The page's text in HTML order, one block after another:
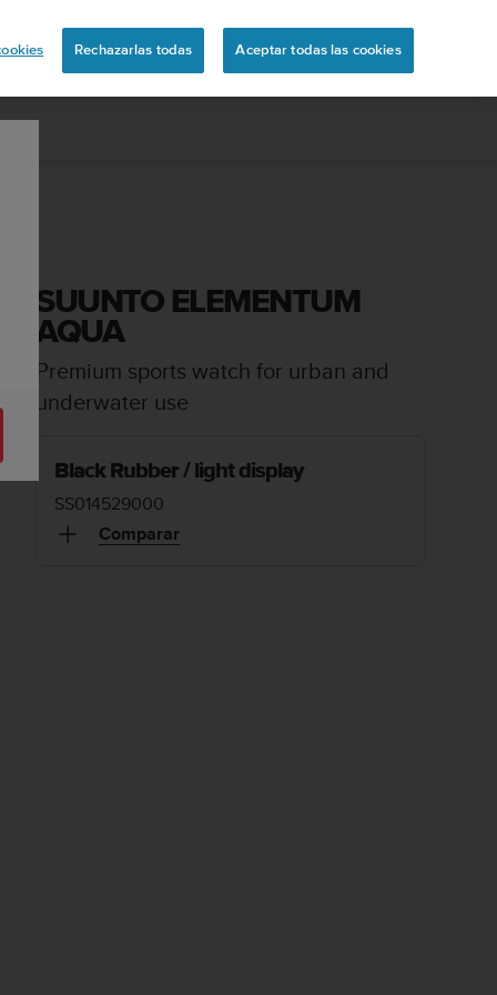
SUUNTO ELEMENTUM
AQUA
Premium sports watch for urban and
underwater use
Black Rubber / light display
SS014529000
Comparar
Rechazarlas todas Aceptar todas las cookies